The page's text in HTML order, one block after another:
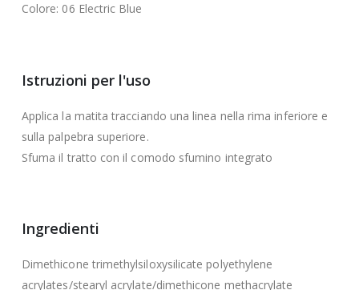
Colore: 06 Electric Blue
Istruzioni per l'uso
Applica la matita tracciando una linea nella rima inferiore e
sulla palpebra superiore.
Sfuma il tratto con il comodo sfumino integrato
Ingredienti
Dimethicone trimethylsiloxysilicate polyethylene
acrylates/stearyl acrylate/dimethicone methacrylate